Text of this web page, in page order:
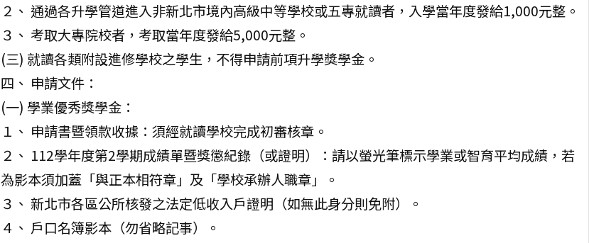
２、 通過各升學管道進入非新北市境內高級中等學校或五專就讀者，入學當年度發給1,000元整。
３、 考取大專院校者，考取當年度發給5,000元整。
(三) 就讀各類附設進修學校之學生，不得申請前項升學獎學金。
四、 申請文件：
(一) 學業優秀獎學金：
１、 申請書暨領款收據：須經就讀學校完成初審核章。
２、 112學年度第2學期成績單暨獎懲紀錄（或證明）：請以螢光筆標示學業或智育平均成績，若
為影本須加蓋「與正本相符章」及「學校承辦人職章」。
３、 新北市各區公所核發之法定低收入戶證明（如無此身分則免附）。
４、 戶口名簿影本（勿省略記事）。